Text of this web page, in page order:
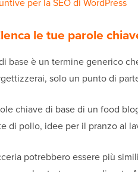
per la SEO di WordPress
le tue parole
base è un termine generico
solo un punto di
chiave di base di un food
di pollo, idee per il pranzo al
potrebbero essere più